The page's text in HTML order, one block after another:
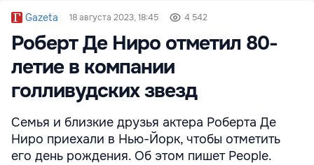
Gazeta 18 августа 2023, 18:45 4 542
Роберт Де Ниро отметил 80-
летие в компании
голливудских звезд
Семья и близкие друзья актера Роберта Де
Ниро приехали в Нью-Йорк, чтобы отметить
его день рождения. Об этом пишет People.